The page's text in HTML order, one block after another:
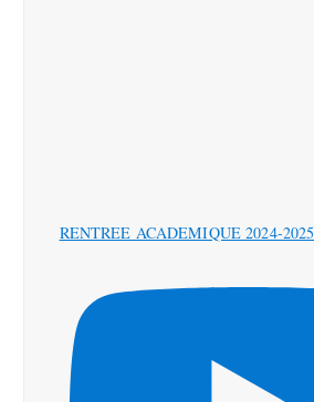
RENTREE ACADEMIQUE 2024-2025